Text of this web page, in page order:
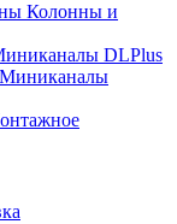
Колонны и
DLPlus
Миниканалы